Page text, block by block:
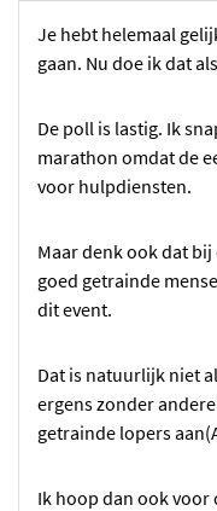
Je hebt helemaal
gaan. Nu doe ik dat
De poll is lastig. Ik
marathon omdat de
voor hulpdiensten.
Maar denk ook dat
goed getrainde
dit event.
Dat is natuurlijk niet
ergens zonder
getrainde lopers
Ik hoop dan ook voor